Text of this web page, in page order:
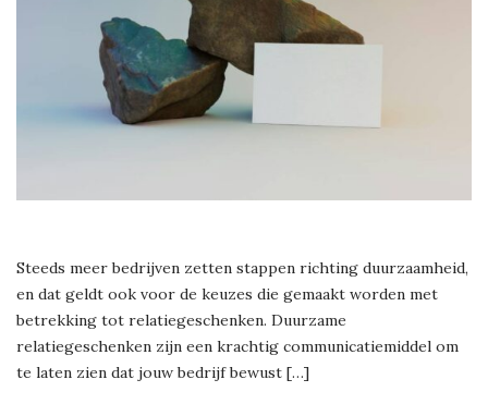
Steeds meer bedrijven zetten stappen richting duurzaamheid,
en dat geldt ook voor de keuzes die gemaakt worden met
betrekking tot relatiegeschenken. Duurzame
relatiegeschenken zijn een krachtig communicatiemiddel om
te laten zien dat jouw bedrijf bewust […]